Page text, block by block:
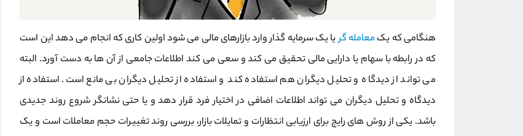
هنگامی که یکمعامله گریا یک سرمایه گذار وارد بازارهای مالی می شود اولین کاری که انجام می دهد این است
که در رابطه با سهام یا دارایی مالی تحقیق می ‌کند و سعی می کند اطلاعات جامعی از آن ها به دست آورد. البته
می ‌تواند از دیدگاه و تحلیل دیگران هم استفاده کند و استفاده از تحلیل دیگران بی مانع است. استفاده از
دیدگاه و تحلیل دیگران می ‌تواند اطلاعات اضافی در اختیار فرد قرار دهد و یا حتی نشانگر شروع روند جدیدی
باشد. یکی از روش ‌های رایج برای ارزیابی انتظارات و تمایلات بازار، بررسی روند تغییرات حجم معاملات است و یک